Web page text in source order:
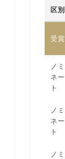
区別
受賞
ノミ
ネー
ト
ノミ
ネー
ト
ノミ